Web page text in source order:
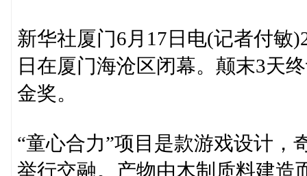
新华社厦门6月17日电(记者付敏
日在厦门海沧区闭幕。颠末3天
金奖。
“童心合力”项目是款游戏设计，
举行交融。产物由木制质料建造